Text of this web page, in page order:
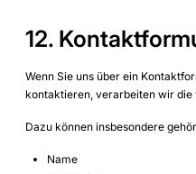
12.
Wenn Sie uns über ein
kontaktieren, verarbeiten wir die
Dazu können insbesondere
Name